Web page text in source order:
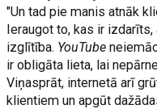
"Un tad pie manis atnāk
Ieraugot to, kas ir
izglītība. YouTube
ir obligāta lieta, lai
Viņasprāt, internetā arī
klientiem un apgūt